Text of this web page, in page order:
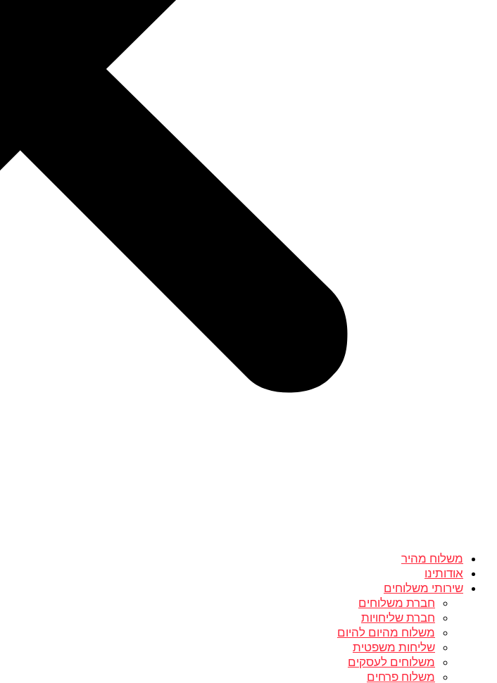
משלוח מהיר
אודותינו
שירותי משלוחים
חברת משלוחים
חברת שליחויות
משלוח מהיום להיום
שליחות משפטית
משלוחים לעסקים
משלוח פרחים